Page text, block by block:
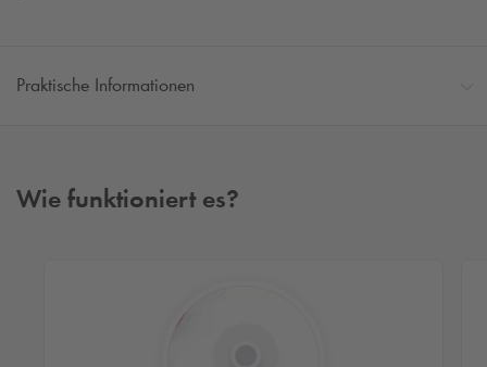
Praktische Informationen
Wie funktioniert es?